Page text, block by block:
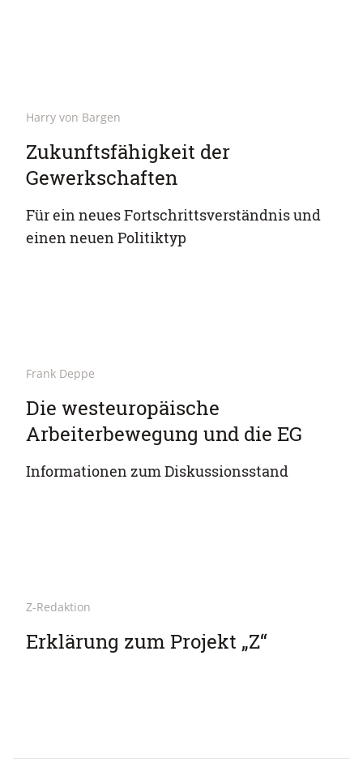
Harry von Bargen
Zukunftsfähigkeit der
Gewerkschaften
Für ein neues Fortschrittsverständnis und
einen neuen Politiktyp
Frank Deppe
Die westeuropäische
Arbeiterbewegung und die EG
Informationen zum Diskussionsstand
Z-Redaktion
Erklärung zum Projekt „Z“